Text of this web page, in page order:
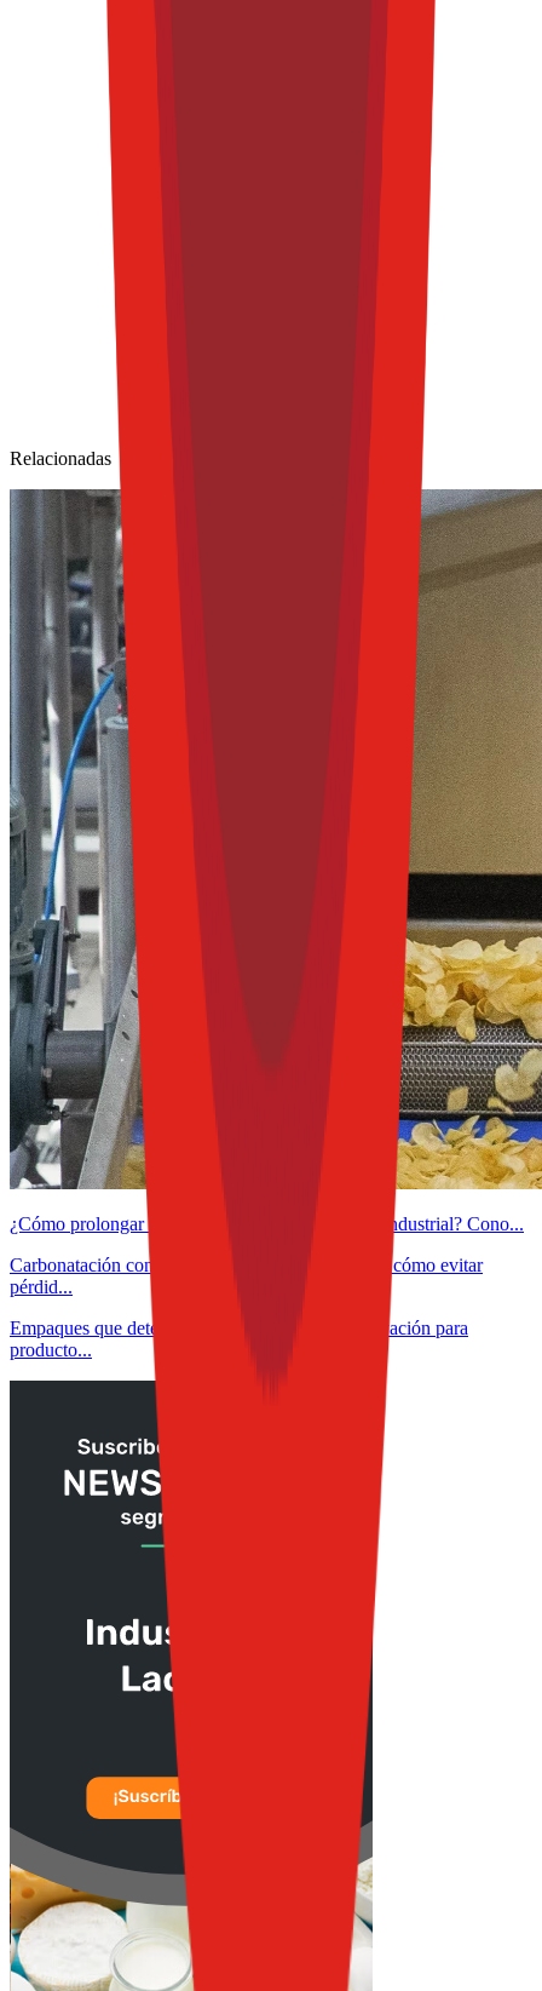
Relacionadas
¿Cómo prolongar la vida útil del aceite de fritura industrial? Cono...
Carbonatación controlada en bebidas funcionales: cómo evitar
pérdid...
Empaques que detectan, protegen y alertan: innovación para
producto...